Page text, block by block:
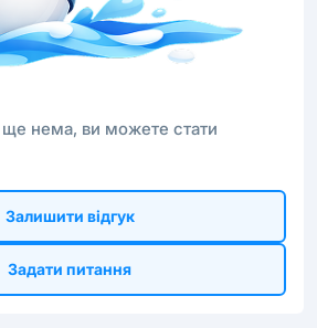
ще нема, ви можете стати
Залишити відгук
Задати питання